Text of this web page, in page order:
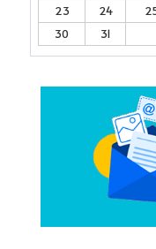
23
24
30
31